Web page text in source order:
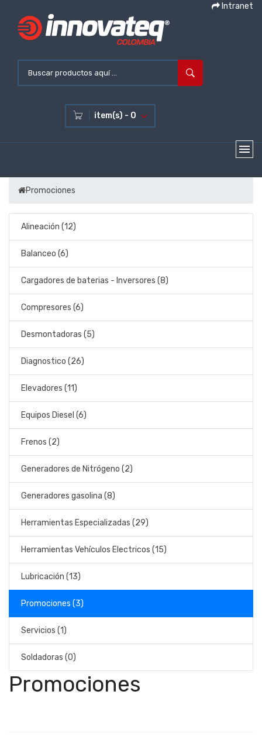
Intranet
item(s) - 0
Promociones
Alineación (12)
Balanceo (6)
Cargadores de baterias - Inversores (8)
Compresores (6)
Desmontadoras (5)
Diagnostico (26)
Elevadores (11)
Equipos Diesel (6)
Frenos (2)
Generadores de Nitrógeno (2)
Generadores gasolina (8)
Herramientas Especializadas (29)
Herramientas Vehículos Electricos (15)
Lubricación (13)
Promociones (3)
Servicios (1)
Soldadoras (0)
Promociones